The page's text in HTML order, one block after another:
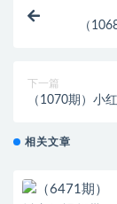
（
下一篇
（1070期）小
相关文章